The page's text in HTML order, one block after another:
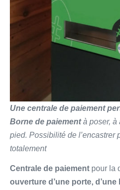
Une centrale de paiement
Borne de paiementà poser, à
pied. Possibilité de l’encastrer
totalement
Centrale de paiement pour la
ouverture d’une porte,